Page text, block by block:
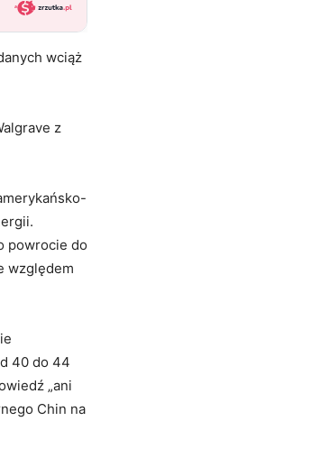
wciąż
z
powrocie do
względem
40 do 44
„ani
Chin na